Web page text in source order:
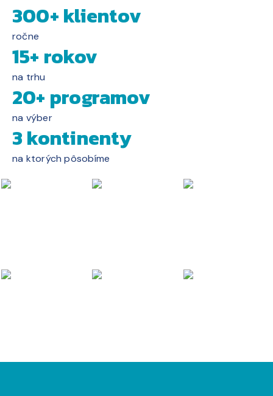
300+ klientov
ročne
15+ rokov
na trhu
20+ programov
na výber
3 kontinenty
na ktorých pôsobíme